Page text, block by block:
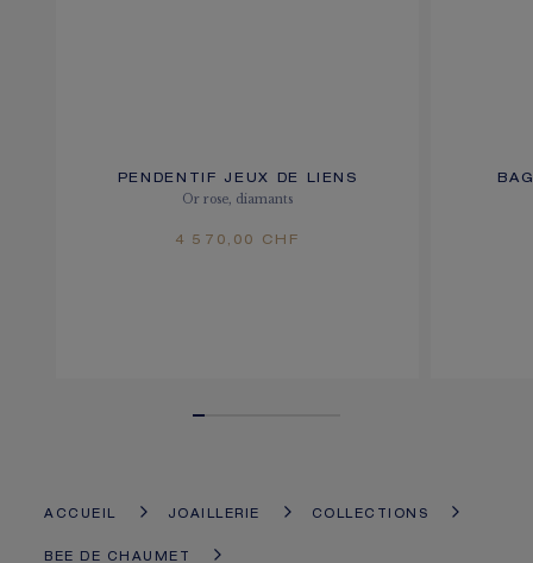
PENDENTIF JEUX DE LIENS
Or rose, diamants
4 570,00 CHF
ACCUEIL JOAILLERIE COLLECTIONS
BEE DE CHAUMET